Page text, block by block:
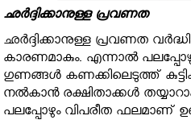
ഛര്‍ദ്ദിക്കാനുള്ള പ്രവണത
ഛര്‍ദ്ദിക്കാനുള്ള പ്രവണത
കാരണമാകും. എന്നാല്‍
ഗുണങ്ങള്‍ കണക്കിലെടുത്ത്
നല്‍കാന്‍ രക്ഷിതാക്കള്‍
പലപ്പോഴും വിപരീത ഫലമാണ്